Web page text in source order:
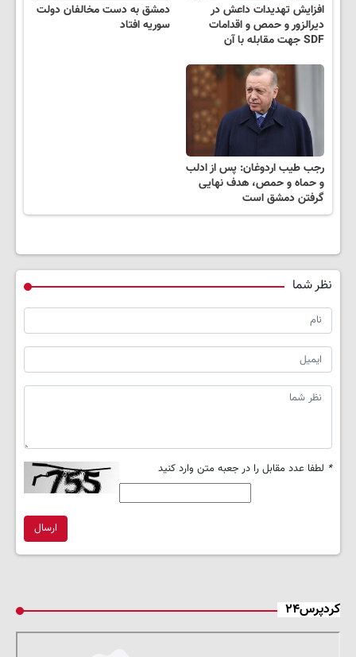
افزایش تهدیدات داعش در
دیرالزور و حمص و اقدامات
SDF جهت مقابله با آن
دمشق به دست مخالفان دولت
سوریه افتاد
رجب طیب اردوغان: پس از ادلب
و حماه و حمص، هدف نهایی
گرفتن دمشق است
نظر شما
* لطفا عدد مقابل را در جعبه متن وارد کنید
ارسال
کردپرس۲۴